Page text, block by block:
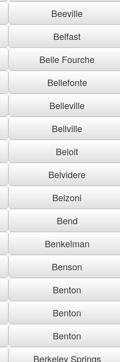
Beeville
Belfast
Belle Fourche
Bellefonte
Belleville
Bellville
Beloit
Belvidere
Belzoni
Bend
Benkelman
Benson
Benton
Benton
Benton
Berkeley Springs